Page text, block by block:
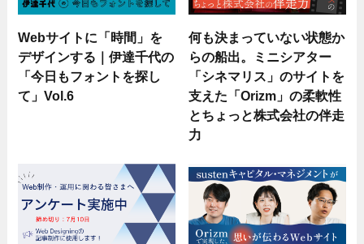
Webサイトに「時間」を
デザインする｜伊達千代の
「今日もフォントを探し
て」Vol.6
何も決まっていない状態か
らの船出。ミニシアター
「シネマリス」のサイトを
支えた「Orizm」の柔軟性
とちょっと株式会社の伴走
力